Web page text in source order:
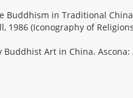
Buddhism in Traditional
1986 (Iconography of
Buddhist Art in China.